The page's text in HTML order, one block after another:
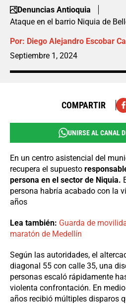
Denuncias Antioquia
Ataque en el barrio Niquia de
Por: Diego Alejandro Escobar
Septiembre 1, 2024
COMPARTIR
UNIRSE AL CANAL
En un centro asistencial del
recupera el supuesto
persona en el sector de Niquia.
persona habría acabado con la
años
Lea también: Guarda de
maratón de Medellín
Según las autoridades, el
diagonal 55 con calle 35, una
personas escaló rápidamente
violenta confrontación. En
años recibió múltiples disparos